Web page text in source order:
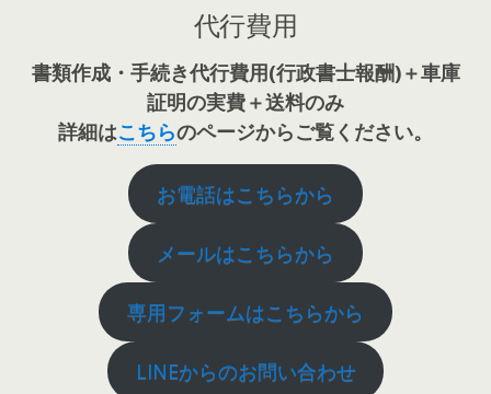
代行費用
書類作成・手続き代行費用(行政書士報酬)＋車庫
証明の実費＋送料のみ
詳細はこちらのページからご覧ください。
お電話はこちらから
メールはこちらから
専用フォームはこちらから
LINEからのお問い合わせ